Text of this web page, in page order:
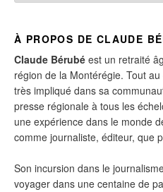
À PROPOS DE CLAUDE
Claude Bérubé est un retraité
région de la Montérégie. Tout
très impliqué dans sa
presse régionale à tous les
une expérience dans le monde
comme journaliste, éditeur, que
Son incursion dans le
voyager dans une centaine de